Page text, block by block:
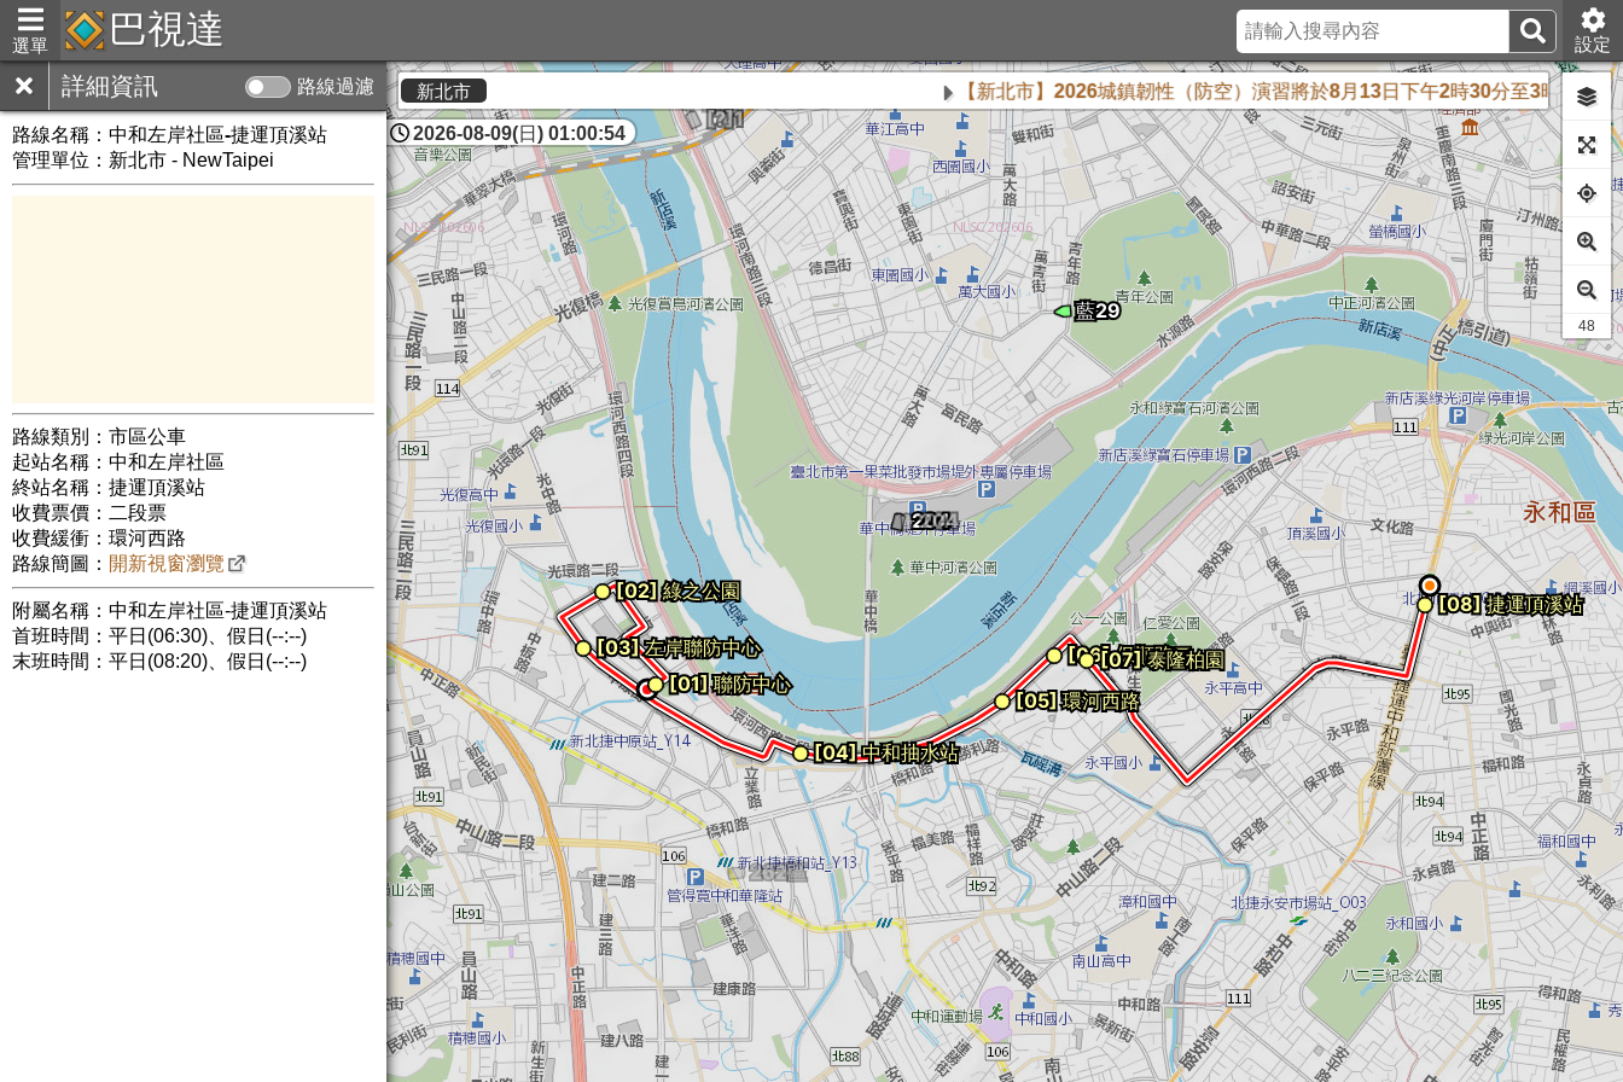
選單 巴視達 設定
詳細資訊 路線過濾
路線名稱： 中和左岸社區-捷運頂溪站
管理單位：新北市 - NewTaipei
路線類別：市區公車
起站名稱：中和左岸社區
終站名稱：捷運頂溪站
收費票價：二段票
收費緩衝：環河西路
路線簡圖： 開新視窗瀏覽
附屬名稱：中和左岸社區-捷運頂溪站
首班時間：平日(06:30)、假日(--:--)
末班時間：平日(08:20)、假日(--:--)
新北市 【新北市】2026城鎮韌性（防空）演習將於8月13日下午2時30分至3時實施 配合
2026-08-09(日) 01:00:54
42